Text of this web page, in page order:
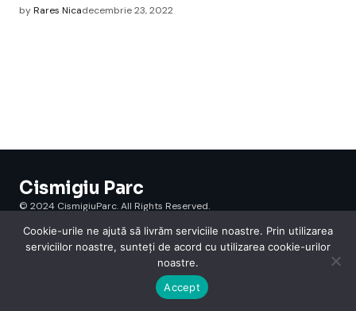
byRares Nicadecembrie 23, 2022
Cismigiu Parc
© 2024 CismigiuParc. All Rights Reserved.
Cookie-urile ne ajută să livrăm serviciile noastre. Prin utilizarea
serviciilor noastre, sunteți de acord cu utilizarea cookie-urilor
noastre.
Accept